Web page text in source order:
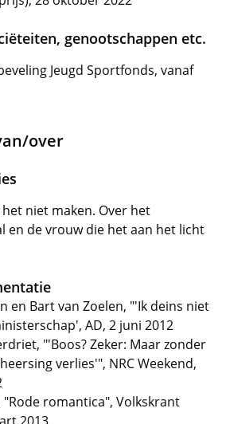
genootschappen etc.
Jeugd Sportfonds, vanaf
over
niet maken. Over het
en de vrouw die het aan het licht
en Bart van Zoelen, "'Ik deins niet
AD, 2 juni 2012
"'Boos? Zeker: Maar zonder
verlies'", NRC Weekend,
"Rode romantica", Volkskrant